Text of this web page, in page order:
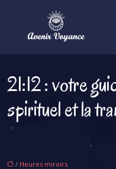
21:12 : votre
spirituel et la
/ Heures miroirs